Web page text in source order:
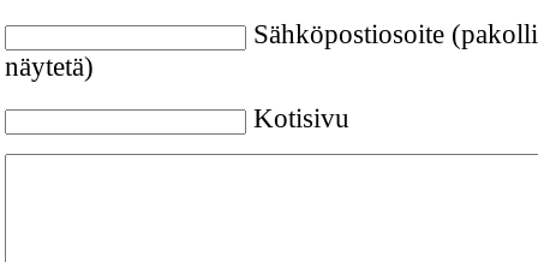
Sähköpostiosoite
näytetä)
Kotisivu